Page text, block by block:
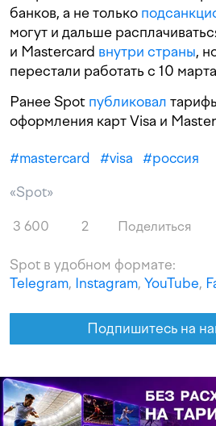
банков, а не только
могут и дальше
и Mastercard внутри страны,
перестали работать с 10
Ранее Spot публиковал
оформления карт Visa и
#mastercard #visa #россия
«Spot»
3 600 2 Поделиться
Spot в удобном формате:
Telegram, Instagram, YouTube,
Подпишитесь на